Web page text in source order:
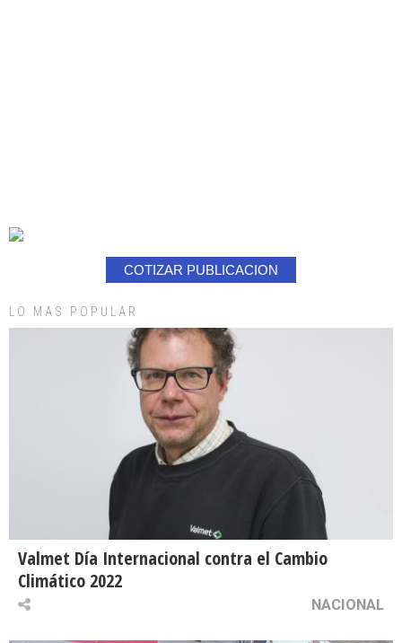
COTIZAR PUBLICACION
LO MAS POPULAR
Valmet Día Internacional contra el Cambio
Climático 2022
NACIONAL